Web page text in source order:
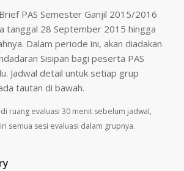
PAS Semester Ganjil 2015/2016
tanggal 28 September 2015 hingga
Dalam periode ini, akan diadakan
Sisipan bagi peserta PAS
Jadwal detail untuk setiap grup
tautan di bawah.
ruang evaluasi 30 menit sebelum jadwal,
semua sesi evaluasi dalam grupnya.